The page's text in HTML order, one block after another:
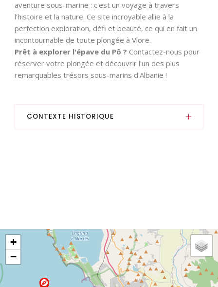
aventure sous-marine : c'est un voyage à travers
l'histoire et la nature. Ce site incroyable allie à la
perfection exploration, défi et beauté, ce qui en fait un
incontournable de toute plongée à Vlorë.
Prêt à explorer l'épave du Pô ? Contactez-nous pour
réserver votre plongée et découvrir l'un des plus
remarquables trésors sous-marins d'Albanie !
CONTEXTE HISTORIQUE
comme bateau à vapeur mixte et a été utilisé
sur la ligne express entre Trieste et Alexandrie.
Durant la Grande Guerre, il fut réquisitionné par
la marine austro-hongroise et utilisé d'abord
comme navire-hôpital sous le nom de «
+
−